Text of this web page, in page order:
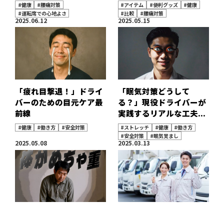
#健康
#腰痛対策
#運転席での心地よさ
#アイテム #便利グッズ
#健康
#比較
#腰痛対策
2025.06.12
「疲れ目撃退！」ドライ
バーのための目元ケア最
前線
#健康 #働き方 #安全対策
2025.05.15
「眠気対策どうして
る？」現役ドライバーが
実践するリアルな工夫...
#ストレッチ #健康
#働き方
#安全対策
#眠気覚まし
2025.05.08 2025.03.13